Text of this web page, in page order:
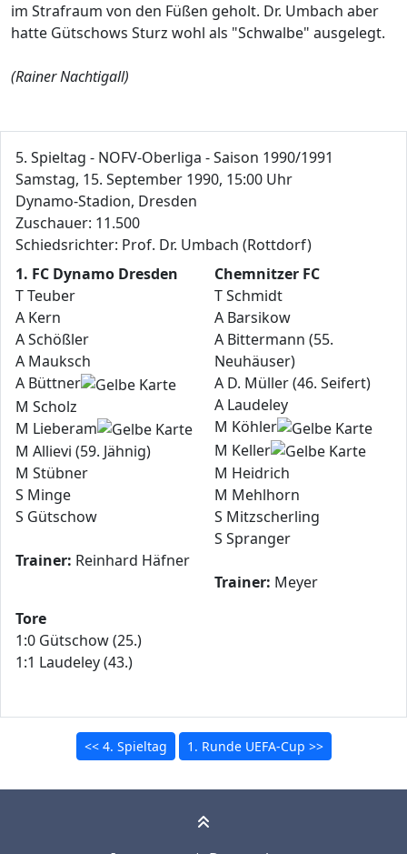
im Strafraum von den Füßen geholt. Dr. Umbach aber
hatte Gütschows Sturz wohl als "Schwalbe" ausgelegt.
(Rainer Nachtigall)
5. Spieltag - NOFV-Oberliga - Saison 1990/1991
Samstag, 15. September 1990, 15:00 Uhr
Dynamo-Stadion, Dresden
Zuschauer: 11.500
Schiedsrichter: Prof. Dr. Umbach (Rottdorf)
1. FC Dynamo Dresden
T Teuber
A Kern
A Schößler
A Mauksch
A Büttner
M Scholz
M Lieberam
M Allievi (59. Jähnig)
M Stübner
S Minge
S Gütschow
Trainer: Reinhard Häfner
Chemnitzer FC
T Schmidt
A Barsikow
A Bittermann (55.
Neuhäuser)
A D. Müller (46. Seifert)
A Laudeley
M Köhler
M Keller
M Heidrich
M Mehlhorn
S Mitzscherling
S Spranger
Trainer: Meyer
Tore
1:0 Gütschow (25.)
1:1 Laudeley (43.)
<< 4. Spieltag 1. Runde UEFA-Cup >>